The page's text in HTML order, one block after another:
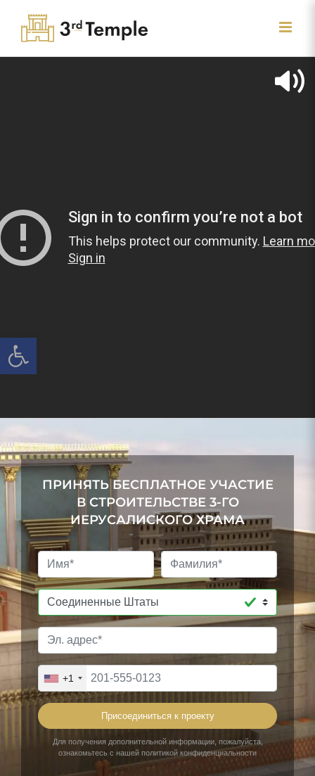
Open toolbar
content
ПРИНЯТЬ БЕСПЛАТНОЕ УЧАСТИЕ
В СТРОИТЕЛЬСТВЕ 3-ГО
ИЕРУСАЛИСКОГО ХРАМА